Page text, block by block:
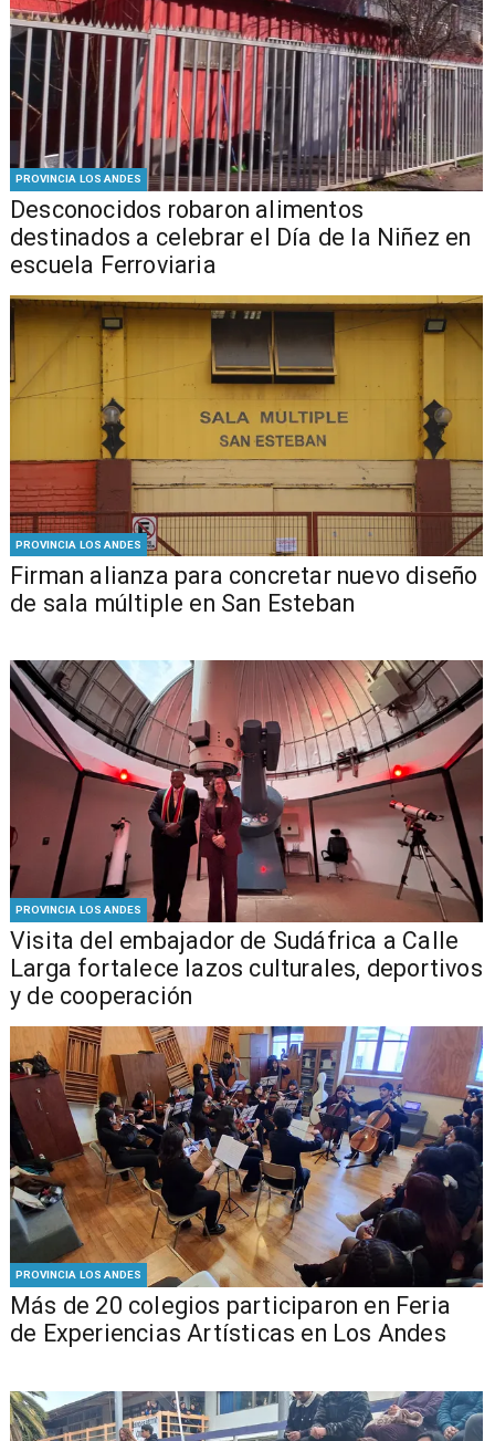
PROVINCIA LOS ANDES
Desconocidos robaron alimentos
destinados a celebrar el Día de la Niñez en
escuela Ferroviaria
PROVINCIA LOS ANDES
​​Firman alianza para concretar nuevo diseño
de sala múltiple en San Esteban
PROVINCIA LOS ANDES
​Visita del embajador de Sudáfrica a Calle
Larga fortalece lazos culturales, deportivos
y de cooperación
PROVINCIA LOS ANDES
Más de 20 colegios participaron en Feria
de Experiencias Artísticas en Los Andes